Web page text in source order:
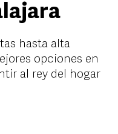
hasta alta
opciones en
al rey del hogar